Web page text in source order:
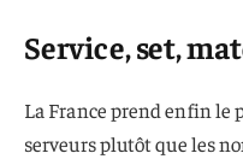
Service, set,
La France prend enfin le
serveurs plutôt que les